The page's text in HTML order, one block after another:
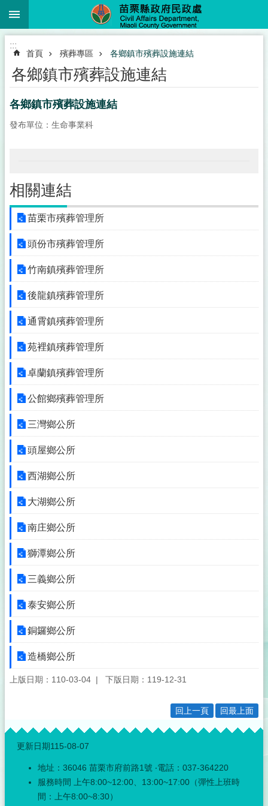
跳到主要內容區塊
階
搜
業
便
民
服
務
公
佈
欄
法
令
規
章
府
資
訊
公
開
補
助
公
告
專
區
議
事
透
明
化
專
區
殯
葬
專
區
宗
祭
:::
首頁 殯葬專區 各鄉鎮市殯葬設施連結
各鄉鎮市殯葬設施連結
各鄉鎮市殯葬設施連結
發布單位：生命事業科
相關連結
苗栗市殯葬管理所
頭份市殯葬管理所
竹南鎮殯葬管理所
後龍鎮殯葬管理所
通霄鎮殯葬管理所
苑裡鎮殯葬管理所
卓蘭鎮殯葬管理所
公館鄉殯葬管理所
三灣鄉公所
頭屋鄉公所
西湖鄉公所
大湖鄉公所
南庄鄉公所
獅潭鄉公所
三義鄉公所
泰安鄉公所
銅鑼鄉公所
造橋鄉公所
上版日期：110-03-04 下版日期：119-12-31
回上一頁 回最上面
:::
更新日期115-08-07
地址：36046 苗栗市府前路1號 ‧電話：037-364220
服務時間 上午8:00~12:00、13:00~17:00（彈性上班時
間：上午8:00~8:30）